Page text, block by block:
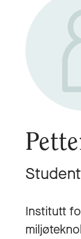
Student
Institutt